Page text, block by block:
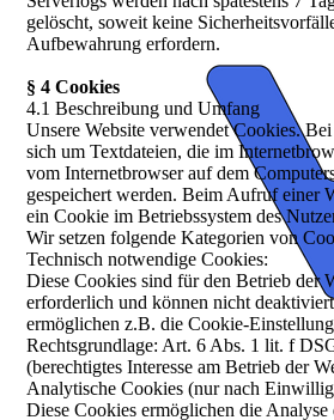
gelöscht, soweit keine
Aufbewahrung erfordern.
§ 4 Cookies
4.1 Beschreibung und Umfang
Unsere Website verwendet Cookies.
sich um Textdateien, die im
vom Internetbrowser auf dem
gespeichert werden. Beim Aufruf einer
ein Cookie im Betriebssystem des
Wir setzen folgende Kategorien von
Technisch notwendige Cookies:
Diese Cookies sind für den Betrieb der
erforderlich und können nicht
ermöglichen z.B. die Cookie-
Rechtsgrundlage: Art. 6 Abs. 1 lit. f
(berechtigtes Interesse am Betrieb der
Analytische Cookies (nur nach
Diese Cookies ermöglichen die Analyse